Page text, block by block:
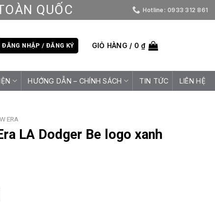
QUỐC Hotline: 0933 312 861
ĐĂNG NHẬP / ĐĂNG KÝ GIỎ HÀNG / 0₫
HƯỚNG DẪN – CHÍNH SÁCH TIN TỨC LIÊN HỆ
ERA
LA Dodger Be logo xanh